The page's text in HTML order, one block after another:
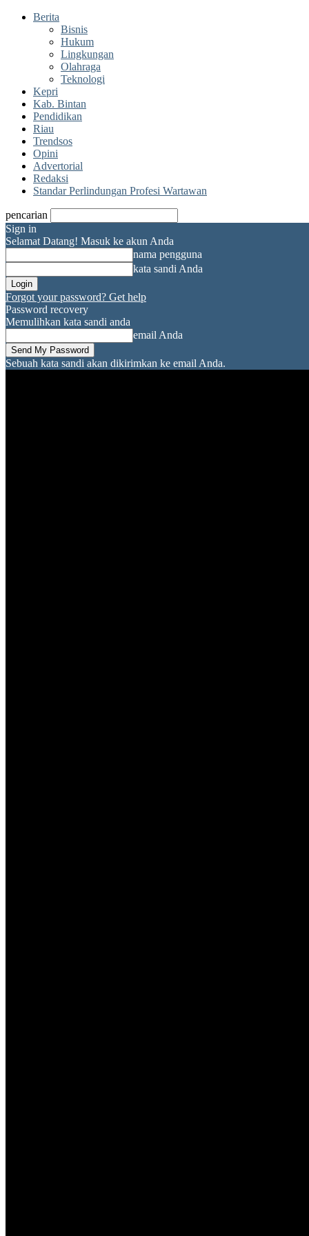
Berita
Bisnis
Hukum
Lingkungan
Olahraga
Teknologi
Kepri
Kab. Bintan
Pendidikan
Riau
Trendsos
Opini
Advertorial
Redaksi
Standar Perlindungan Profesi Wartawan
pencarian
Sign in
Selamat Datang! Masuk ke akun Anda
nama pengguna
kata sandi Anda
Forgot your password? Get help
Password recovery
Memulihkan kata sandi anda
email Anda
Sebuah kata sandi akan dikirimkan ke email Anda.